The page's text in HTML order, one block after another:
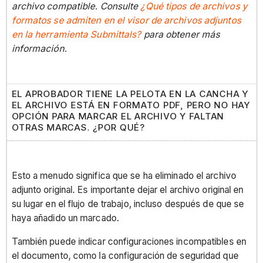
archivo compatible. Consulte ¿Qué tipos de archivos y
formatos se admiten en el visor de archivos adjuntos
en la herramienta Submittals?para obtener más
información.
EL APROBADOR TIENE LA PELOTA EN LA CANCHA Y
EL ARCHIVO ESTÁ EN FORMATO PDF, PERO NO HAY
OPCIÓN PARA MARCAR EL ARCHIVO Y FALTAN
OTRAS MARCAS. ¿POR QUÉ?
Esto a menudo significa que se ha eliminado el archivo
adjunto original. Es importante dejar el archivo original en
su lugar en el flujo de trabajo, incluso después de que se
haya añadido un marcado.
También puede indicar configuraciones incompatibles en
el documento, como la configuración de seguridad que